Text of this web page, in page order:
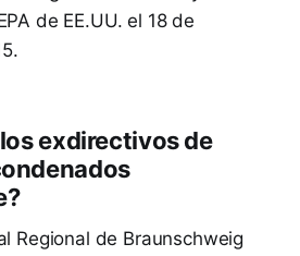
de EE.UU. el 18 de
exdirectivos de
Regional de Braunschweig